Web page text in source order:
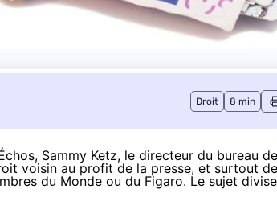
Droit 8 min
, Sammy Ketz, le directeur du bureau de
voisin au profit de la presse, et surtout
du Monde ou du Figaro. Le sujet divise